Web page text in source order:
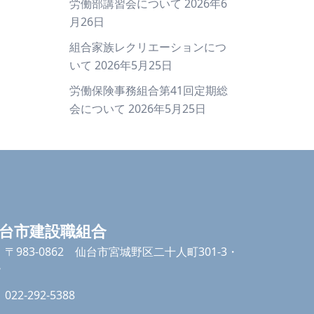
労働部講習会について 2026年6
月26日
組合家族レクリエーションにつ
いて 2026年5月25日
労働保険事務組合第41回定期総
会について 2026年5月25日
市建設職組合
〒983-0862 仙台市宮城野区二十人町301-3・
022-292-5388